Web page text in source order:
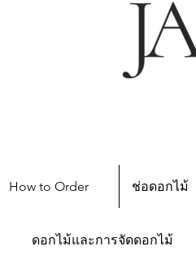
How to Order ช่อดอกไม้
ดอกไม้และการจัดดอกไม้